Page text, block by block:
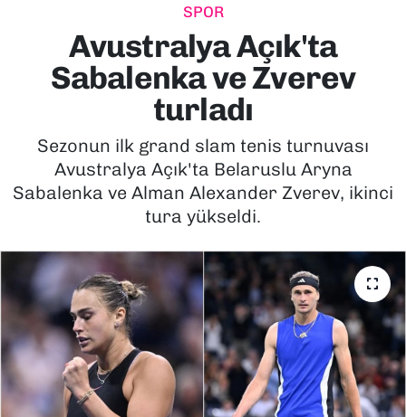
SPOR
Avustralya Açık'ta
Sabalenka ve Zverev
turladı
Sezonun ilk grand slam tenis turnuvası
Avustralya Açık'ta Belaruslu Aryna
Sabalenka ve Alman Alexander Zverev, ikinci
tura yükseldi.
EKONOMİ
KÜLTÜR SANAT
MAGAZİN
POLİTİKA
SAĞLIK
SPOR
TEKNOLOJİ
YAŞAM
Süper Lig Puan Durumu ve Fikstür
Tüm Manşetler
Son Dakika Haberleri
Haber Arşivi